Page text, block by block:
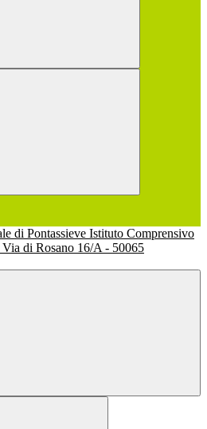
Istituto Comprensivo
Via di Rosano 16/A - 50065